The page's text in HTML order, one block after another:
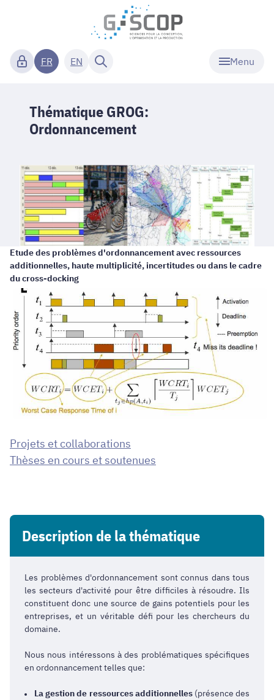
Menu
FR EN
Thématique GROG:
Ordonnancement
Etude des problèmes d'ordonnancement avec ressources
additionnelles, haute multiplicité, incertitudes ou dans le cadre
du cross-docking
Projets et collaborations
Thèses en cours et soutenues
Description de la thématique
Les problèmes d'ordonnancement sont connus dans tous
les secteurs d'activité pour être difficiles à résoudre. Ils
constituent donc une source de gains potentiels pour les
entreprises, et un véritable défi pour les chercheurs du
domaine.
Nous nous intéressons à des problématiques spécifiques
en ordonnancement telles que:
La gestion de ressources additionnelles(présence des